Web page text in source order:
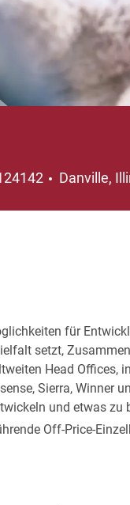
Ort
Danville,
für
setzt,
Head Offices,
Sierra, Winner
und etwas zu
Off-Price-